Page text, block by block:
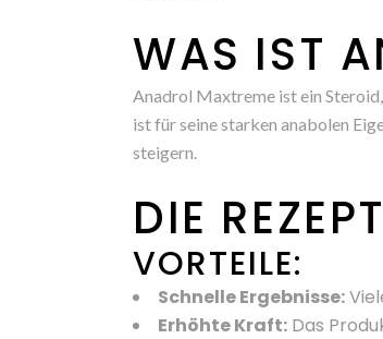
WAS IST
Anadrol Maxtreme ist ein
ist für seine starken anabolen
steigern.
DIE
VORTEILE:
Schnelle Ergebnisse:
Erhöhte Kraft: Das